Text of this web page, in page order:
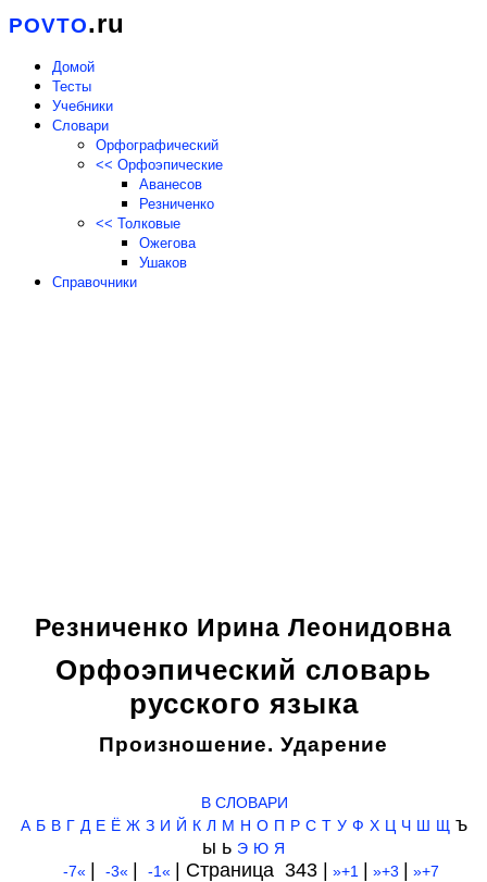
POVTO.ru
Домой
Тесты
Учебники
Словари
Орфографический
<< Орфоэпические
Аванесов
Резниченко
<< Толковые
Ожегова
Ушаков
Справочники
Резниченко Ирина Леонидовна
Орфоэпический словарь
русского языка
Произношение. Ударение
В СЛОВАРИ
А Б В Г Д Е Ё Ж З И Й К Л М Н О П Р С Т У Ф Х Ц Ч Ш Щъ
ы ь Э Ю Я
-7«
-3« -1« | Cтраница 343 | »+1 »+3 »+7